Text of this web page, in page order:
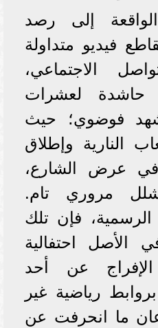
إلى رصد
فيديو متداولة
الاجتماعي،
حاشدة لعشرات
فوضوي؛ حيث
النارية وإطلاق
في عرض الشارع،
مروري تام.
فإن تلك
الأصل احتفالية
عن أحد
رياضية غير
ما انحرفت عن